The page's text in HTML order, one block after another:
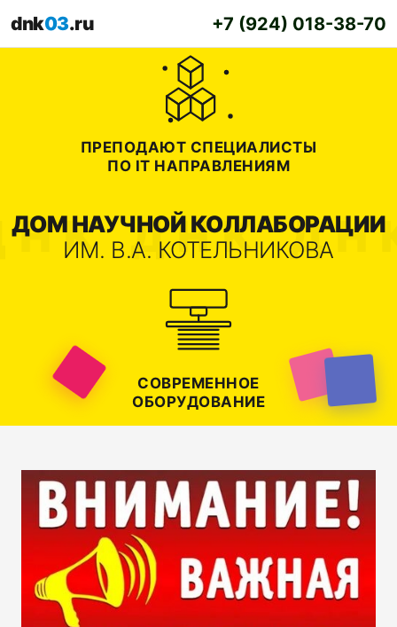
dnk03.ru +7 (924) 018-38-70
ПРЕПОДАЮТ СПЕЦИАЛИСТЫ
ПО IT НАПРАВЛЕНИЯМ
ДОМ НАУЧНОЙ КОЛЛАБОРАЦИИ
ИМ. В.А. КОТЕЛЬНИКОВА
СОВРЕМЕННОЕ
ОБОРУДОВАНИЕ